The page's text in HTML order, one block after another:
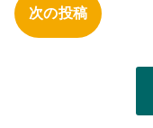
次の投稿